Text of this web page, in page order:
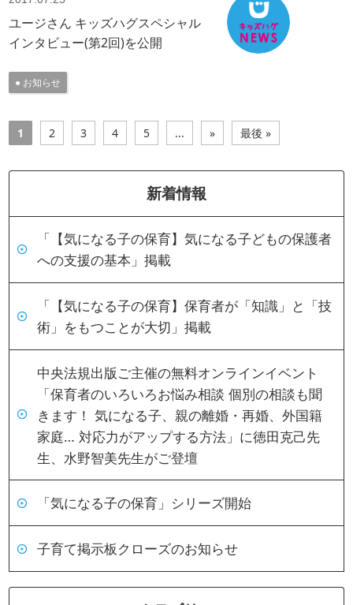
ユージさん キッズハグスペシャル
インタビュー(第2回)を公開
お知らせ
1 2 3 4 5 ... » 最後 »
新着情報
「【気になる子の保育】気になる子どもの保護者
への支援の基本」掲載
「【気になる子の保育】保育者が「知識」と「技
術」をもつことが大切」掲載
中央法規出版ご主催の無料オンラインイベント
「保育者のいろいろお悩み相談 個別の相談も聞
きます！ 気になる子、親の離婚・再婚、外国籍
家庭… 対応力がアップする方法」に徳田克己先
生、水野智美先生がご登壇
「気になる子の保育」シリーズ開始
子育て掲示板クローズのお知らせ